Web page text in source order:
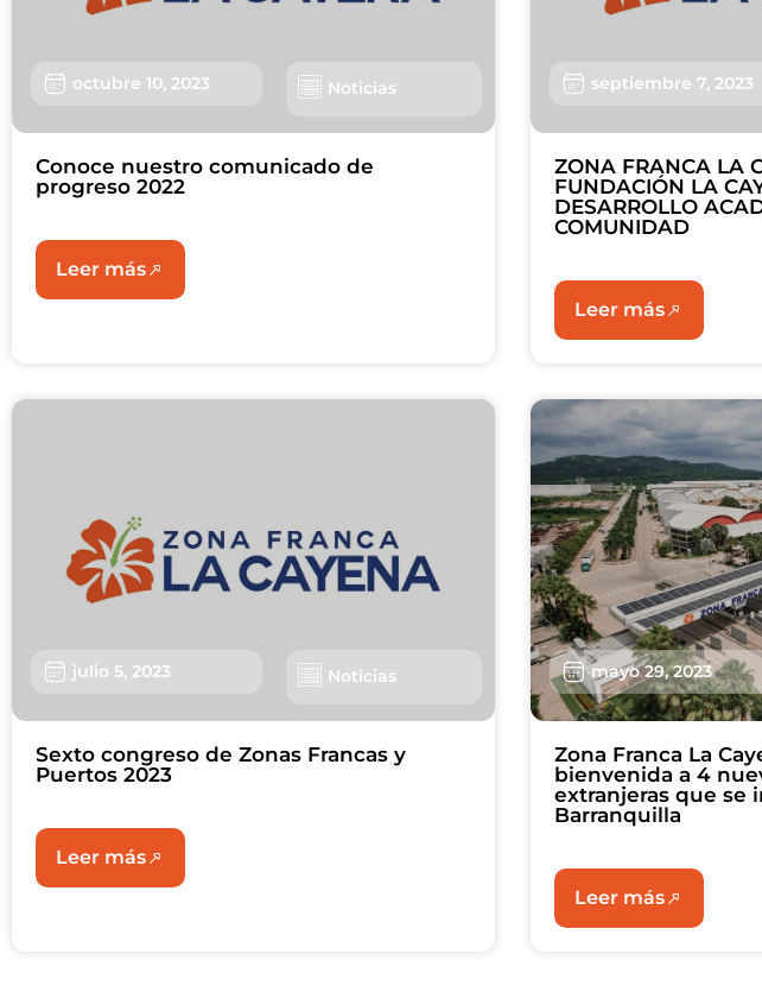
octubre 10, 2023 Noticias
Conoce nuestro comunicado de
progreso 2022
Leer más
septiembre 7, 2023
ZONA FRANCA LA
FUNDACIÓN LA
DESARROLLO
COMUNIDAD
Leer más
julio 5, 2023 Noticias
Sexto congreso de Zonas Francas y
Puertos 2023
Leer más
mayo 29, 2023
Zona Franca La
bienvenida a 4
extranjeras que se
Barranquilla
Leer más